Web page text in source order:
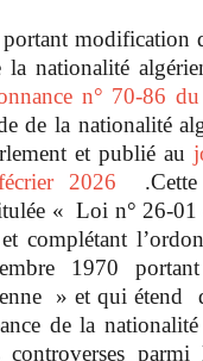
modification
la nationalité
n° 70-86
de la nationalité
et publié au
2026
«Loi n° 26-
complétant
1970
» et qui étend
de la
controverses parmi